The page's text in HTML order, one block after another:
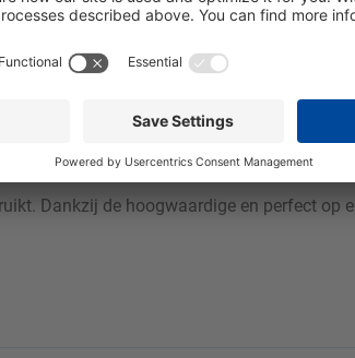
Gebruik de afzonderlijke
en additieven doseren in de hoeveelheid
bereiken.
Dankzij de hoogwaardige en perfect